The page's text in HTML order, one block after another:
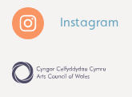
Instagram